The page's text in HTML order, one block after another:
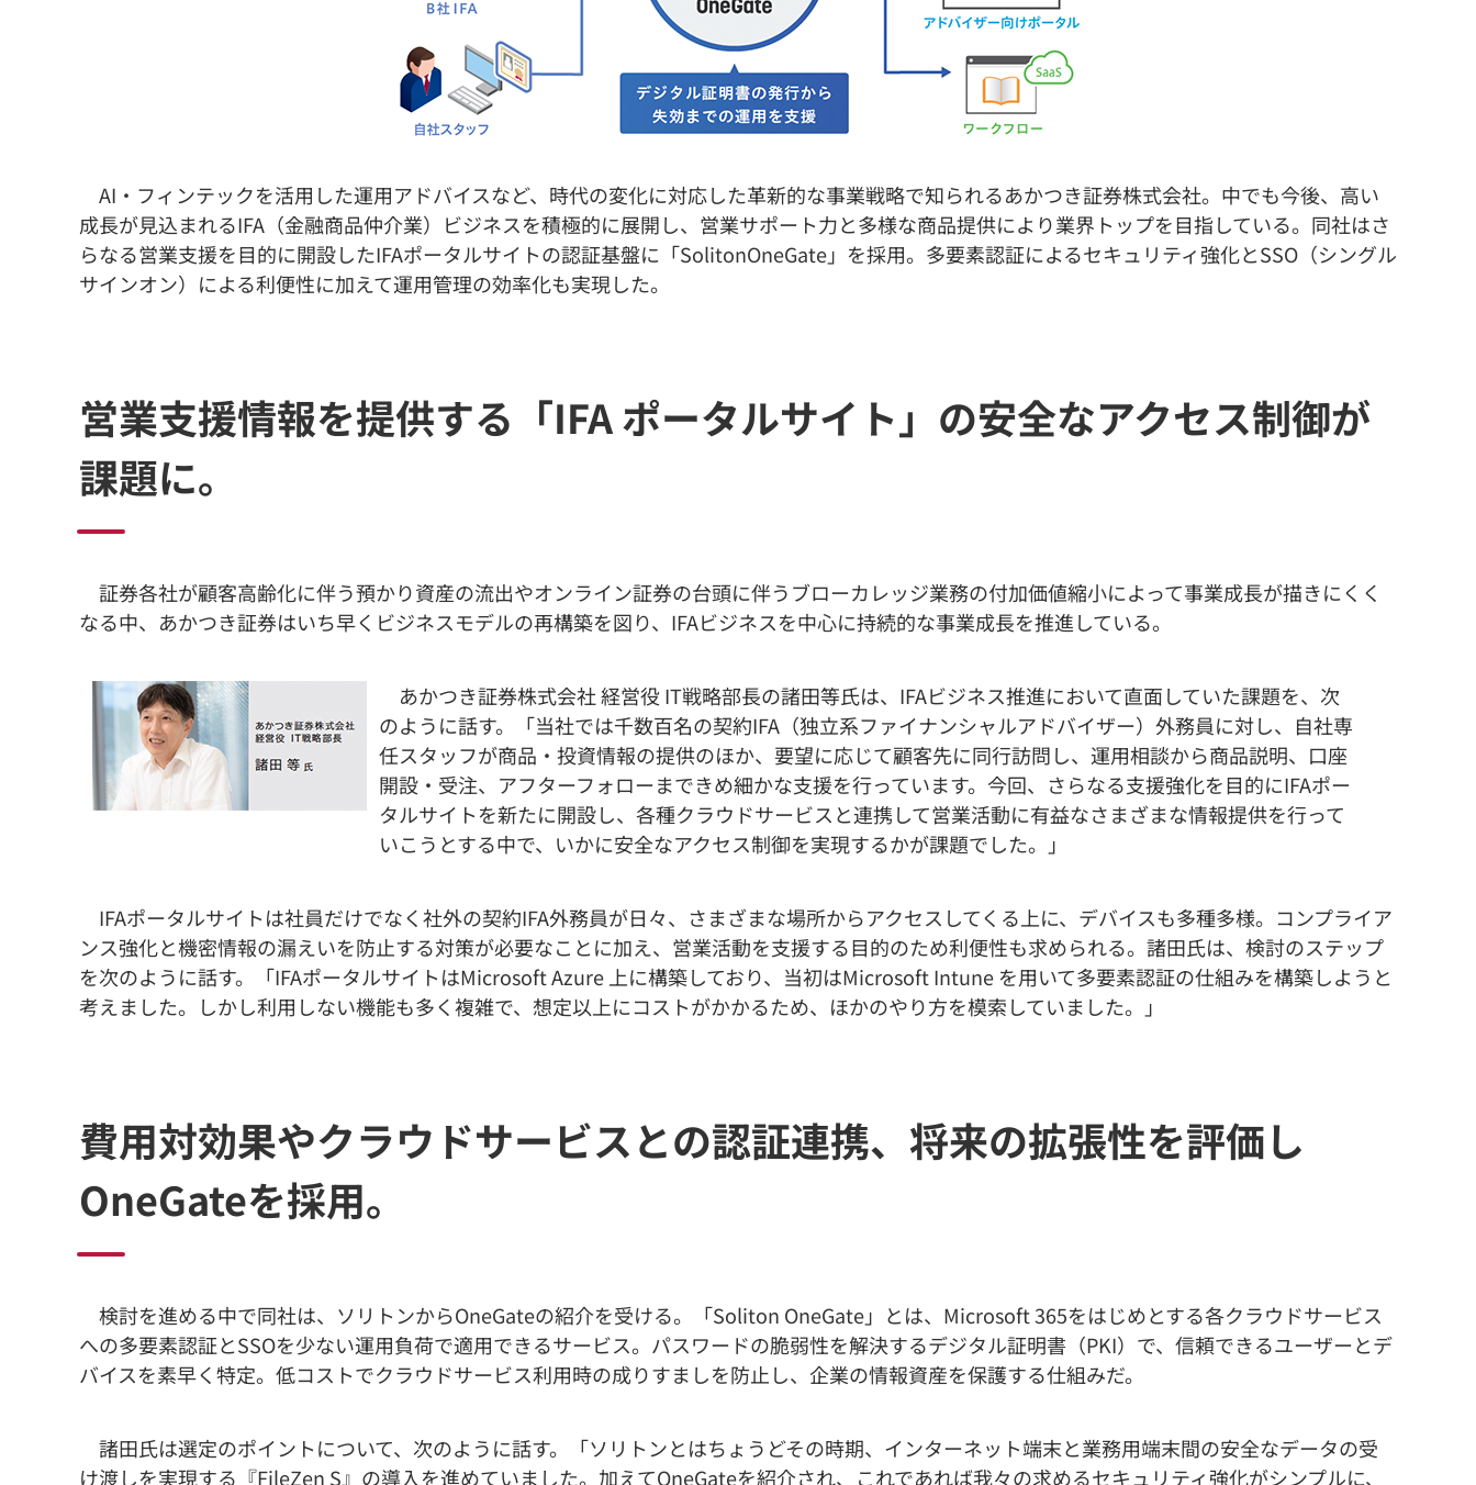
AI・フィンテックを活用した運用アドバイスなど、時代の変化に対応した革新的な事業戦略で知られるあかつき証券株式会社。中でも今後、高い
成長が見込まれるIFA（金融商品仲介業）ビジネスを積極的に展開し、営業サポート力と多様な商品提供により業界トップを目指している。同社はさ
らなる営業支援を目的に開設したIFAポータルサイトの認証基盤に「SolitonOneGate」を採用。多要素認証によるセキュリティ強化とSSO（シングル
サインオン）による利便性に加えて運用管理の効率化も実現した。
営業支援情報を提供する「IFA ポータルサイト」の安全なアクセス制御が
課題に。
証券各社が顧客高齢化に伴う預かり資産の流出やオンライン証券の台頭に伴うブローカレッジ業務の付加価値縮小によって事業成長が描きにくく
なる中、あかつき証券はいち早くビジネスモデルの再構築を図り、IFAビジネスを中心に持続的な事業成長を推進している。
あかつき証券株式会社 経営役 IT戦略部長の諸田等氏は、IFAビジネス推進において直面していた課題を、次
のように話す。「当社では千数百名の契約IFA（独立系ファイナンシャルアドバイザー）外務員に対し、自社専
任スタッフが商品・投資情報の提供のほか、要望に応じて顧客先に同行訪問し、運用相談から商品説明、口座
開設・受注、アフターフォローまできめ細かな支援を行っています。今回、さらなる支援強化を目的にIFAポー
タルサイトを新たに開設し、各種クラウドサービスと連携して営業活動に有益なさまざまな情報提供を行って
いこうとする中で、いかに安全なアクセス制御を実現するかが課題でした。」
IFAポータルサイトは社員だけでなく社外の契約IFA外務員が日々、さまざまな場所からアクセスしてくる上に、デバイスも多種多様。コンプライア
ンス強化と機密情報の漏えいを防止する対策が必要なことに加え、営業活動を支援する目的のため利便性も求められる。諸田氏は、検討のステップ
を次のように話す。「IFAポータルサイトはMicrosoft Azure 上に構築しており、当初はMicrosoft Intune を用いて多要素認証の仕組みを構築しようと
考えました。しかし利用しない機能も多く複雑で、想定以上にコストがかかるため、ほかのやり方を模索していました。」
費用対効果やクラウドサービスとの認証連携、将来の拡張性を評価し
OneGateを採用。
検討を進める中で同社は、ソリトンからOneGateの紹介を受ける。「Soliton OneGate」とは、Microsoft 365をはじめとする各クラウドサービス
への多要素認証とSSOを少ない運用負荷で適用できるサービス。パスワードの脆弱性を解決するデジタル証明書（PKI）で、信頼できるユーザーとデ
バイスを素早く特定。低コストでクラウドサービス利用時の成りすましを防止し、企業の情報資産を保護する仕組みだ。
諸田氏は選定のポイントについて、次のように話す。「ソリトンとはちょうどその時期、インターネット端末と業務用端末間の安全なデータの受
け渡しを実現する『FileZen S』の導入を進めていました。加えてOneGateを紹介され、これであれば我々の求めるセキュリティ強化がシンプルに、